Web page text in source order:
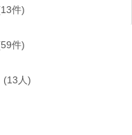
13件)
59件)
(13 人)